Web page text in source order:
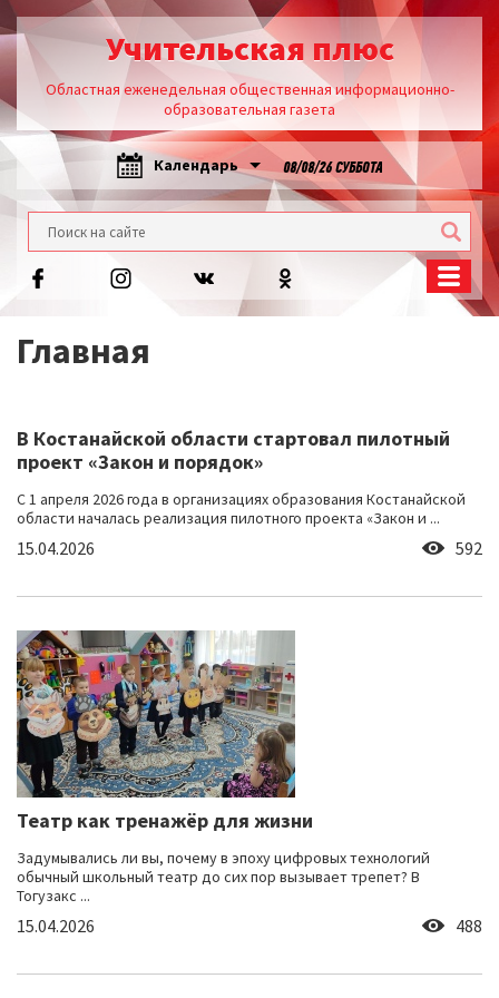
Учительская плюс
Областная еженедельная общественная информационно-
образовательная газета
Календарь 08/08/26 СУББОТА
Главная
В Костанайской области стартовал пилотный
проект «Закон и порядок»
С 1 апреля 2026 года в организациях образования Костанайской
области началась реализация пилотного проекта «Закон и ...
15.04.2026 592
Театр как тренажёр для жизни
Задумывались ли вы, почему в эпоху цифровых технологий
обычный школьный театр до сих пор вызывает трепет? В
Тогузакс ...
15.04.2026 488